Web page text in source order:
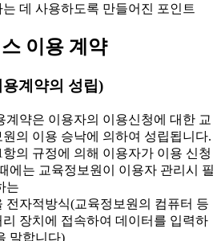
는 데 사용하도록 만들어진 포인트
이용 계약
계약의 성립)
약은 이용자의 이용신청에 대한 교
원의 이용 승낙에 의하여 성립됩니다.
의 규정에 의해 이용자가 이용 신청
에는 교육정보원이 이용자 관리시 필
는
전자적방식(교육정보원의 컴퓨터 등
리 장치에 접속하여 데이터를 입력하
말합니다)